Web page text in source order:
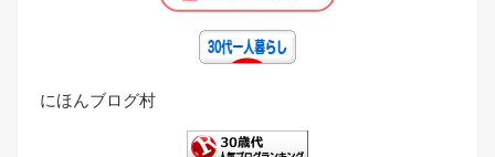
にほんブログ村